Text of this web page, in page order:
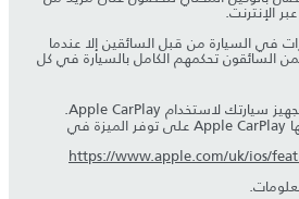
الإنترنت.
في السيارة من قبل السائقين إلا عندما
السائقون تحكمهم الكامل بالسيارة في كل
تم تجهيز سيارتك لاستخدام Apple CarPlay.
تعتمد الخدمات التي يقدّمها Apple CarPlay على توفر الميزة في
https://www.apple.com/uk/ios/